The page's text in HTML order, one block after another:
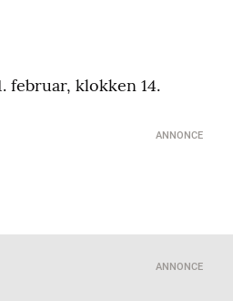
februar, klokken 14.
ANNONCE
ANNONCE